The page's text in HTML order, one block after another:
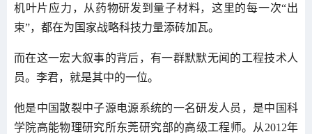
机叶片应力，从药物研发到量子材料，这里的每一次“出
束”，都在为国家战略科技力量添砖加瓦。
而在这一宏大叙事的背后，有一群默默无闻的工程技术人
员。李君，就是其中的一位。
他是中国散裂中子源电源系统的一名研发人员，是中国科
学院高能物理研究所东莞研究部的高级工程师。从2012年